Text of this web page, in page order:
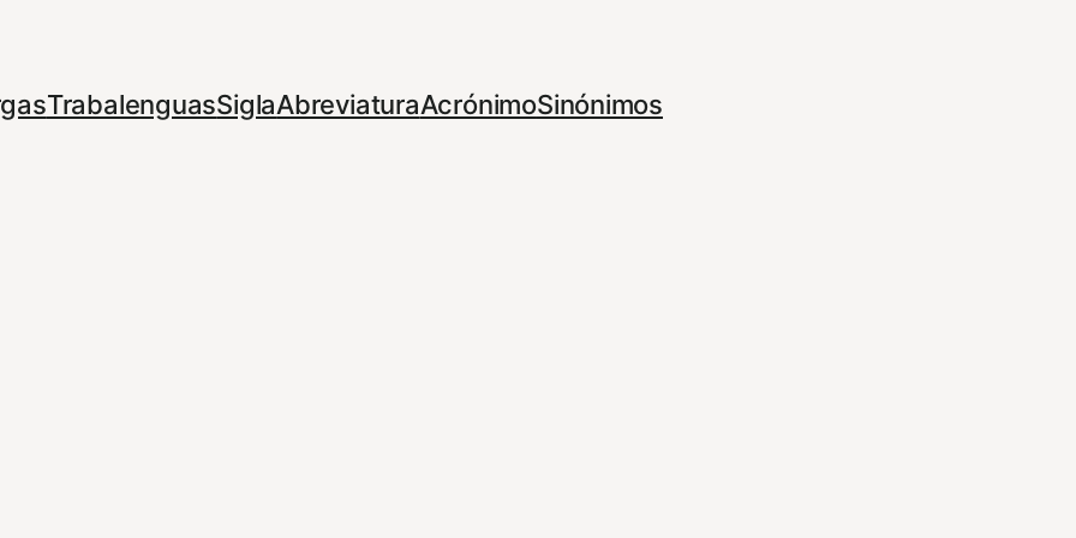
TrabalenguasSiglaAbreviaturaAcrónimoSinónimos